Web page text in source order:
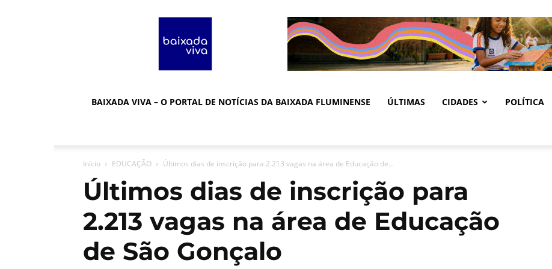
Viva
BAIXADA VIVA – O PORTAL DE NOTÍCIAS DA BAIXADA FLUMINENSE ÚLTIMAS CIDADES POLÍTICA
Início EDUCAÇÃO Últimos dias de inscrição para 2.213 vagas na área de Educação de...
Últimos dias de inscrição para
2.213 vagas na área de Educação
de São Gonçalo